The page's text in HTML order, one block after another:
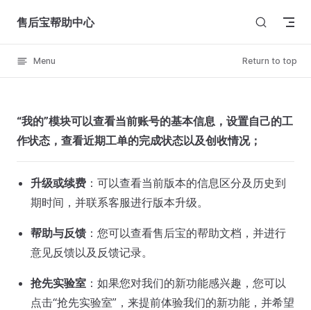
Skip to content
售后宝帮助中心
Menu Return to top
“我的”模块可以查看当前账号的基本信息，设置自己的工
作状态，查看近期工单的完成状态以及创收情况；
升级或续费 ：可以查看当前版本的信息区分及历史到
期时间，并联系客服进行版本升级。
帮助与反馈 ：您可以查看售后宝的帮助文档，并进行
意见反馈以及反馈记录。
抢先实验室 ：如果您对我们的新功能感兴趣，您可以
点击“抢先实验室”，来提前体验我们的新功能，并希望